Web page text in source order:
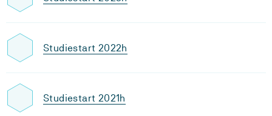
Studiestart 2022h
Studiestart 2021h